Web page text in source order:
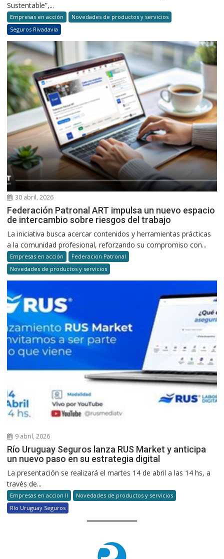
Sustentable”,...
Empresas en acción
Novedades de productos y servicios
Seguros Rivadavia
30 abril, 2026
Federación Patronal ART impulsa un nuevo espacio
de intercambio sobre riesgos del trabajo
La iniciativa busca acercar contenidos y herramientas prácticas
a la comunidad profesional, reforzando su compromiso con...
Empresas en acción
Federacion Patronal
Novedades de productos y servicios
9 abril, 2026
Río Uruguay Seguros lanza RUS Market y anticipa
un nuevo paso en su estrategia digital
La presentación se realizará el martes 14 de abril a las 14 hs, a
través de...
Empresas en accion II
Novedades de productos y servicios
Río Uruguay Seguros